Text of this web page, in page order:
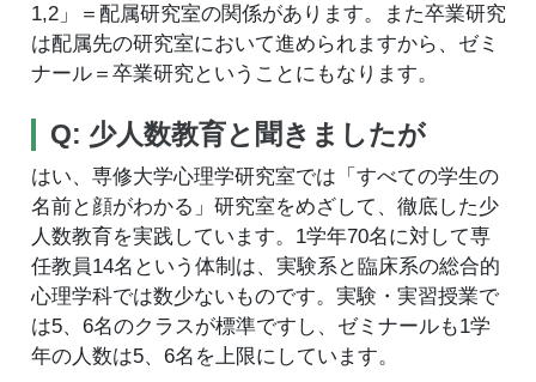
1,2」＝配属研究室の関係があります。また卒業研究
は配属先の研究室において進められますから、ゼミ
ナール＝卒業研究ということにもなります。
Q: 少人数教育と聞きましたが
はい、専修大学心理学研究室では「すべての学生の
名前と顔がわかる」研究室をめざして、徹底した少
人数教育を実践しています。1学年70名に対して専
任教員14名という体制は、実験系と臨床系の総合的
心理学科では数少ないものです。実験・実習授業で
は5、6名のクラスが標準ですし、ゼミナールも1学
年の人数は5、6名を上限にしています。